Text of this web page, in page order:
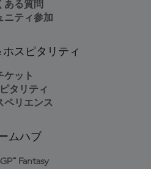
ある質問
ニティ参加
スピタリティ
ケット
タリティ
ペリエンス
ムハブ
Fantasy